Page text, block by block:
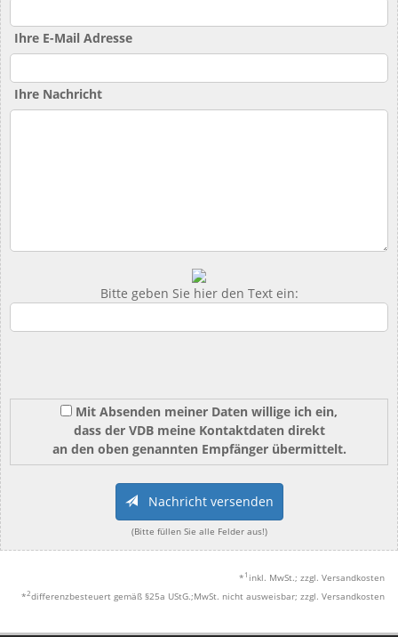
Ihre E-Mail Adresse
Ihre Nachricht
Bitte geben Sie hier den Text ein:
Mit Absenden meiner Daten willige ich ein,
dass der VDB meine Kontaktdaten direkt
an den oben genannten Empfänger übermittelt.
Nachricht versenden
(Bitte füllen Sie alle Felder aus!)
* 1 inkl. MwSt.; zzgl. Versandkosten
*2differenzbesteuert gemäß §25a UStG.;MwSt. nicht ausweisbar; zzgl. Versandkosten